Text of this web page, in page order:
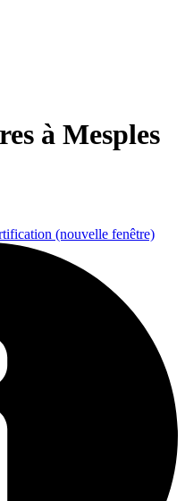
à Mesples
(nouvelle fenêtre)